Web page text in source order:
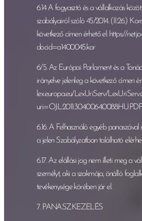
6.14 A fogyasztó és a vállalkozás
szabályairól szóló 45/2014. (II.26.)
következő címen érhető el: https://
docid=a1400045.kor
6/5. Az Európai Parlament és a
irányelve jelenleg a következő címen
lex.europa.eu/LexUriServ/
uri=OJ:L:2011:304:0064:0088:HU:PDF
6.16. A Felhasználó egyéb panaszával
a jelen Szabályzatban található
6.17. Az elállási jog nem illeti meg a
személyt, aki a szakmája, önálló
tevékenysége körében jár el.
7. PANASZKEZELÉS